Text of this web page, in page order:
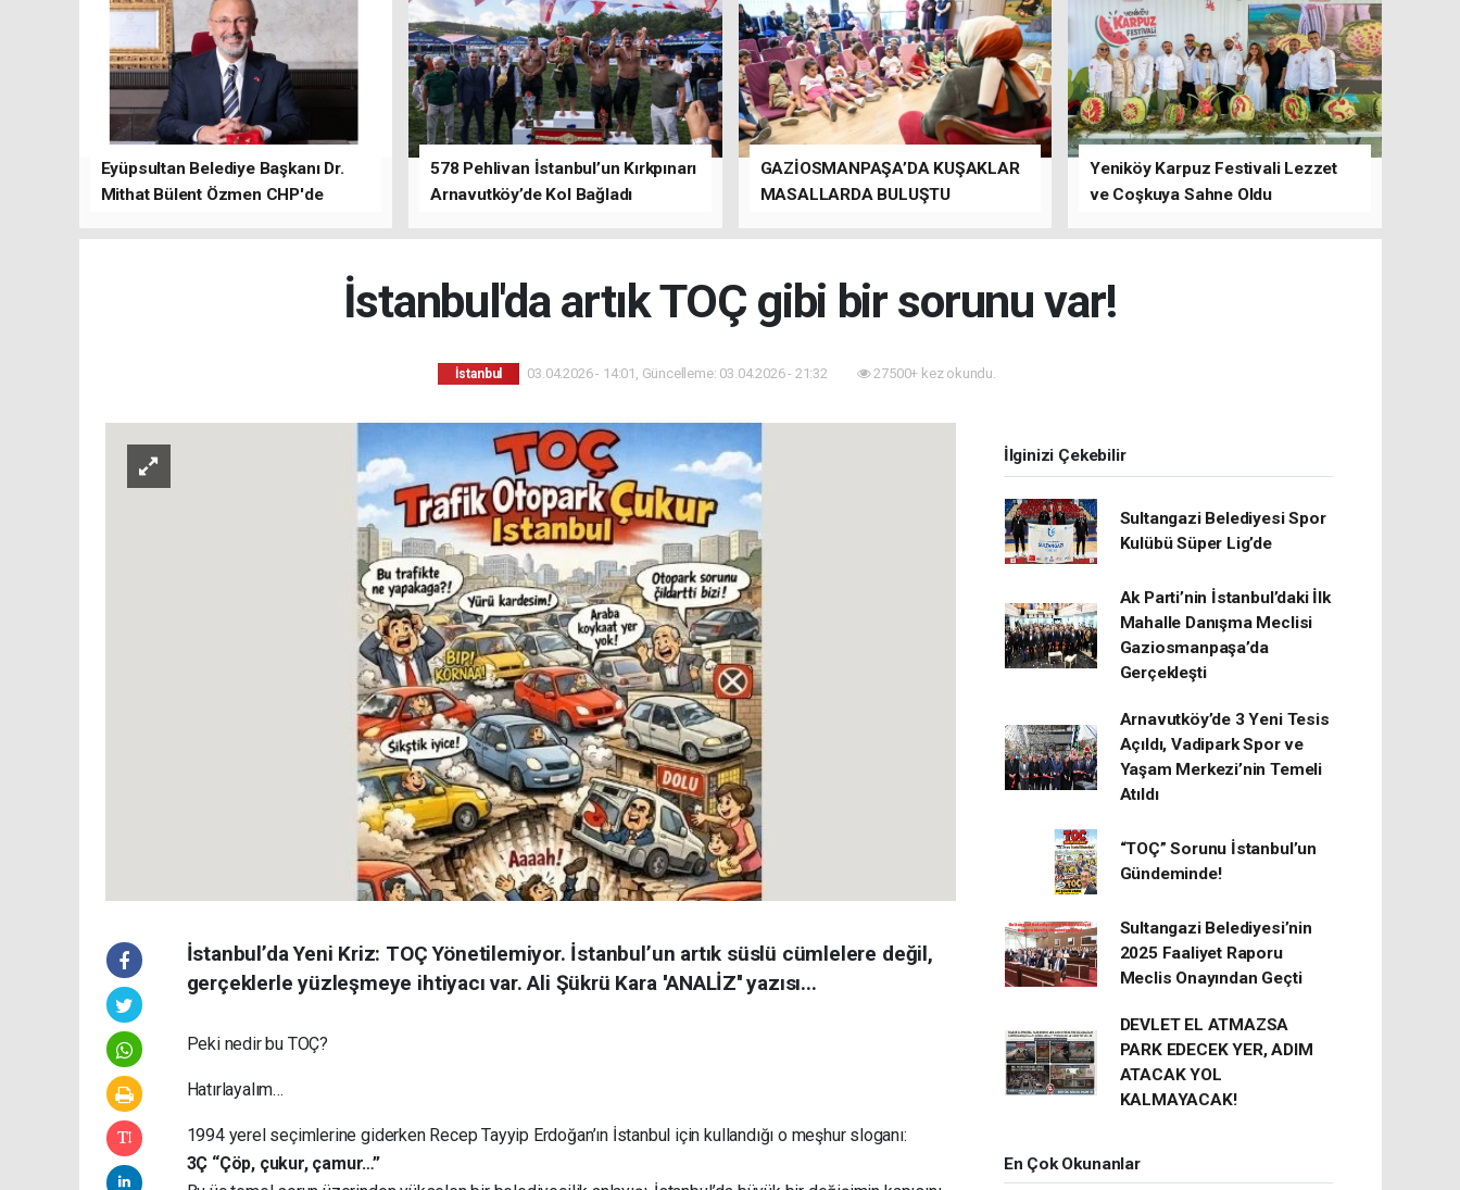
Eyüpsultan Belediye Başkanı Dr.
Mithat Bülent Özmen CHP'de
578 Pehlivan İstanbul’un Kırkpınarı
Arnavutköy’de Kol Bağladı
GAZİOSMANPAŞA’DA KUŞAKLAR
MASALLARDA BULUŞTU
Yeniköy Karpuz Festivali Lezzet
ve Coşkuya Sahne Oldu
İstanbul'da artık TOÇ gibi bir sorunu var!
İstanbul 03.04.2026 - 14:01, Güncelleme: 03.04.2026 - 21:32 27500+ kez okundu.
İstanbul’da Yeni Kriz: TOÇ Yönetilemiyor. İstanbul’un artık süslü cümlelere değil,
gerçeklerle yüzleşmeye ihtiyacı var. Ali Şükrü Kara ''ANALİZ'' yazısı...
Peki nedir bu TOÇ?
Hatırlayalım…
1994 yerel seçimlerine giderken Recep Tayyip Erdoğan’ın İstanbul için kullandığı o meşhur sloganı:
3Ç “Çöp, çukur, çamur…”
İlginizi Çekebilir
Sultangazi Belediyesi Spor
Kulübü Süper Lig’de
Ak Parti’nin İstanbul’daki İlk
Mahalle Danışma Meclisi
Gaziosmanpaşa’da
Gerçekleşti
Arnavutköy’de 3 Yeni Tesis
Açıldı, Vadipark Spor ve
Yaşam Merkezi’nin Temeli
Atıldı
“TOÇ” Sorunu İstanbul’un
Gündeminde!
Sultangazi Belediyesi’nin
2025 Faaliyet Raporu
Meclis Onayından Geçti
DEVLET EL ATMAZSA
PARK EDECEK YER, ADIM
ATACAK YOL
KALMAYACAK!
En Çok Okunanlar